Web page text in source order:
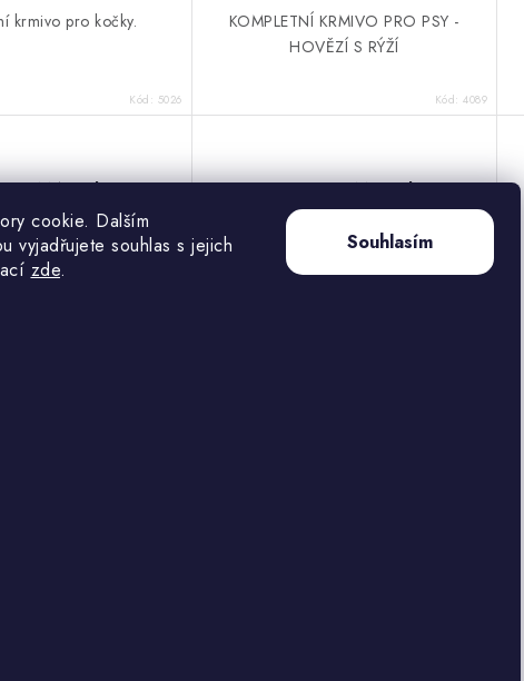
cookie. Dalším
vyjadřujete souhlas s jejich
zde.
Souhlasím
krmivo pro kočky.
Kód: 5026
KOMPLETNÍ KRMIVO PRO PSY -
HOVĚZÍ S RÝŽÍ
Kód:4089
3kg CD Puppy Mini 3kg